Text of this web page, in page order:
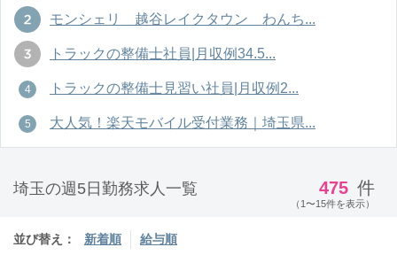
モンシェリ 越谷レイクタウン わんち...
トラックの整備士社員|月収例34.5...
トラックの整備士見習い社員|月収例2...
大人気！楽天モバイル受付業務｜埼玉県...
埼玉の週5日勤務求人一覧 475 件
（1〜15件を表示）
並び替え： 新着順 給与順